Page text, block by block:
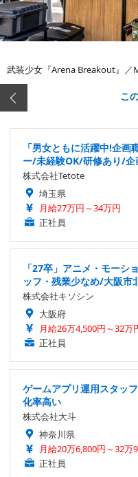
武装少女『Arena Breakout』／
こ
「男女ともに活躍中!企
ー/未経験OK/研修あり/企
株式会社Tetote
埼玉県
月給27万円～34万円
正社員
「27卒」アニメ・モーシ
ッフ・残業少なめ/大阪市
株式会社キソシン
大阪府
月給26万4,500円～32万
正社員
ゲームアプリ運用スタッ
化率高い
株式会社大斗
神奈川県
月給20万6,800円～32万
正社員